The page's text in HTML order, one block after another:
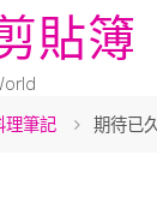
貼簿
理筆記 期待已